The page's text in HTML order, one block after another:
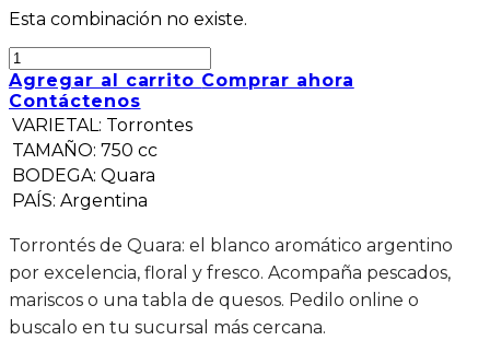
Esta combinación no existe.
Agregar al carrito Comprar ahora
Contáctenos
VARIETAL: Torrontes
TAMAÑO: 750 cc
BODEGA: Quara
PAÍS: Argentina
Torrontés de Quara: el blanco aromático argentino
por excelencia, floral y fresco. Acompaña pescados,
mariscos o una tabla de quesos. Pedilo online o
buscalo en tu sucursal más cercana.